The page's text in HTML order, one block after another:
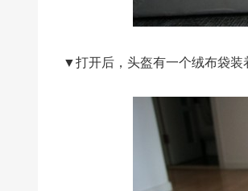
▼打开后，头盔有一个绒布袋